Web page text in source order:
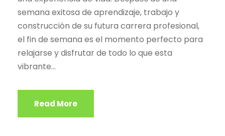
semana exitosa de aprendizaje, trabajo y
construcción de su futura carrera profesional,
el fin de semana es el momento perfecto para
relajarse y disfrutar de todo lo que esta
vibrante...
Read More